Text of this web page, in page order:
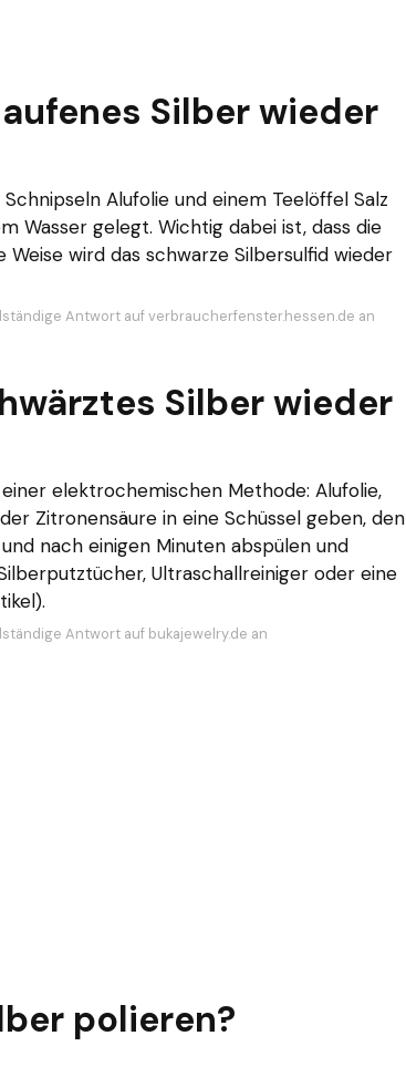
Silber wieder
Alufolie und einem Teelöffel Salz
Wasser gelegt. Wichtig dabei ist, dass die
wird das schwarze Silbersulfid wieder
Antwort auf verbraucherfenster.hessen.de an
Silber wieder
elektrochemischen Methode: Alufolie,
Zitronensäure in eine Schüssel geben, den
nach einigen Minuten abspülen und
Ultraschallreiniger oder eine
Antwort auf bukajewelry.de an
polieren?